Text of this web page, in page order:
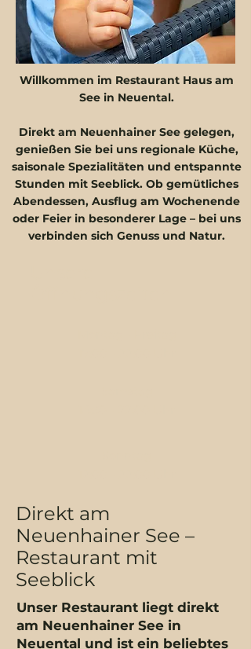
Willkommen im Restaurant Haus am
See in Neuental.
Direkt am Neuenhainer See gelegen,
genießen Sie bei uns regionale Küche,
saisonale Spezialitäten und entspannte
Stunden mit Seeblick. Ob gemütliches
Abendessen, Ausflug am Wochenende
oder Feier in besonderer Lage – bei uns
verbinden sich Genuss und Natur.
Direkt am
Neuenhainer See –
Restaurant mit
Seeblick
Unser Restaurant liegt direkt
am Neuenhainer See in
Neuental und ist ein beliebtes